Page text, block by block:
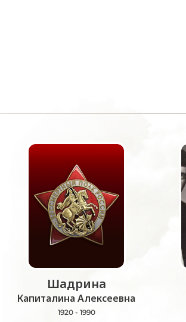
Шадрина
Капиталина Алексеевна
1920 - 1990